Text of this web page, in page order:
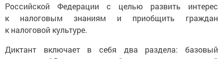
Российской Федерации с целью развить интерес
к налоговым знаниям и приобщить граждан
к налоговой культуре.
Диктант включает в себя два раздела: базовый